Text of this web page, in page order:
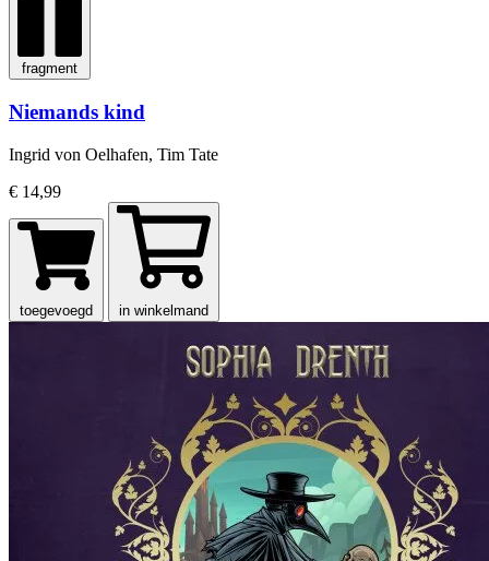
fragment
Niemands kind
Ingrid von Oelhafen, Tim Tate
€ 14,99
toegevoegd in winkelmand